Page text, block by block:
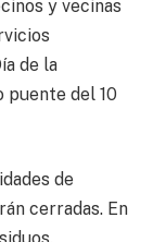
y vecinas
de la
puente del 10
de
cerradas. En